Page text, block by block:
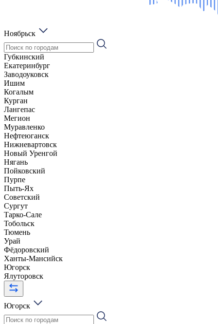
Ноябрьск
Губкинский
Екатеринбург
Заводоуковск
Ишим
Когалым
Курган
Лангепас
Мегион
Муравленко
Нефтеюганск
Нижневартовск
Новый Уренгой
Нягань
Пойковский
Пурпе
Пыть-Ях
Советский
Сургут
Тарко-Сале
Тобольск
Тюмень
Урай
Фёдоровский
Ханты-Мансийск
Югорск
Ялуторовск
Югорск